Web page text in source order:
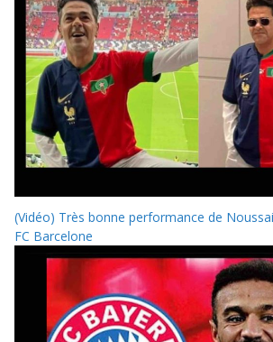
(Vidéo) Très bonne performance de
FC Barcelone